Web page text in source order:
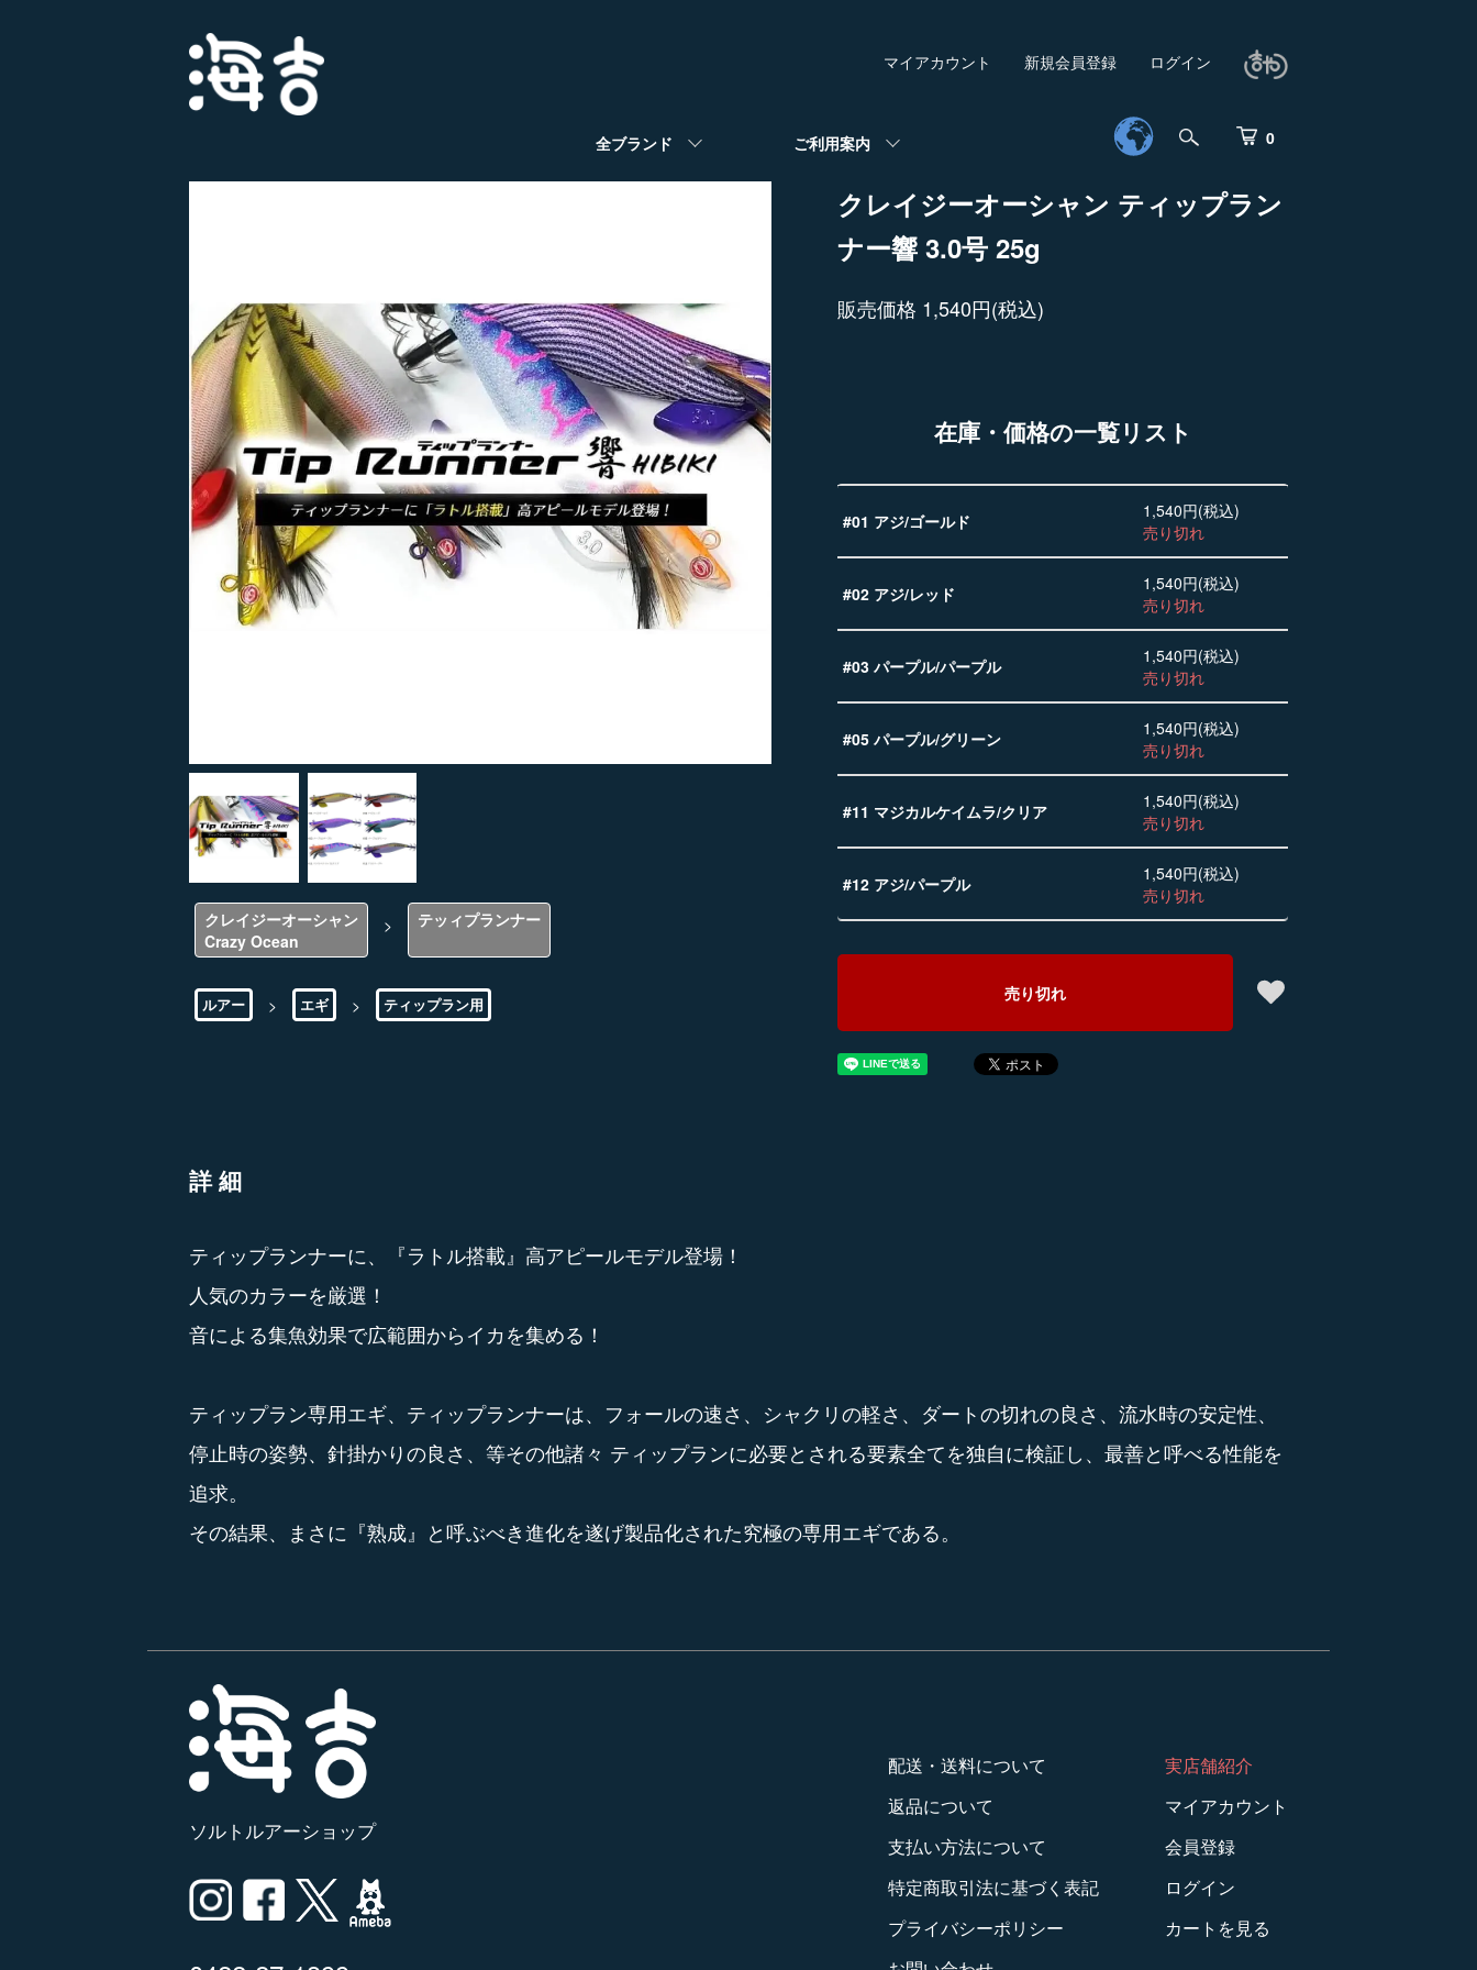
0
全ブランド ご利用案内
マイアカウント 新規会員登録 ログイン
クレイジーオーシャン
Crazy Ocean
> テッィプランナー
ルアー > エギ > ティップラン用
クレイジーオーシャン ティップラン
ナー響 3.0号 25g
販売価格 1,540円(税込)
在庫・価格の一覧リスト
#01 アジ/ゴールド
1,540円(税込)
売り切れ
#02 アジ/レッド
1,540円(税込)
売り切れ
#03 パープル/パープル
1,540円(税込)
売り切れ
#05 パープル/グリーン
1,540円(税込)
売り切れ
#11 マジカルケイムラ/クリア
1,540円(税込)
売り切れ
#12 アジ/パープル
1,540円(税込)
売り切れ
売り切れ
詳細
ティップランナーに、『ラトル搭載』高アピールモデル登場！
人気のカラーを厳選！
音による集魚効果で広範囲からイカを集める！
ティップラン専用エギ、ティップランナーは、フォールの速さ、シャクリの軽さ、ダートの切れの良さ、流水時の安定性、
停止時の姿勢、針掛かりの良さ、等その他諸々 ティップランに必要とされる要素全てを独自に検証し、最善と呼べる性能を
追求。
その結果、まさに『熟成』と呼ぶべき進化を遂げ製品化された究極の専用エギである。
ソルトルアーショップ
配送・送料について
返品について
支払い方法について
特定商取引法に基づく表記
プライバシーポリシー
実店舗紹介
マイアカウント
会員登録
ログイン
カートを見る